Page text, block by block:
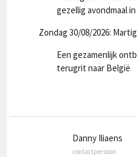
gezellig avondmaal
Zondag 30/08/2026:
Een gezamenlijk
terugrit naar België
Danny Iliaens
contactpersoon